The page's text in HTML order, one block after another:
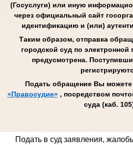
(Госуслуги) или иную
через официальный сайт
идентификацию и (или)
Таким образом, отправка
городской суд по электронной
предусмотрена.
Подать обращение Вы можете
«Правосудие», посредством
суда (каб.
Подать в суд заявления,